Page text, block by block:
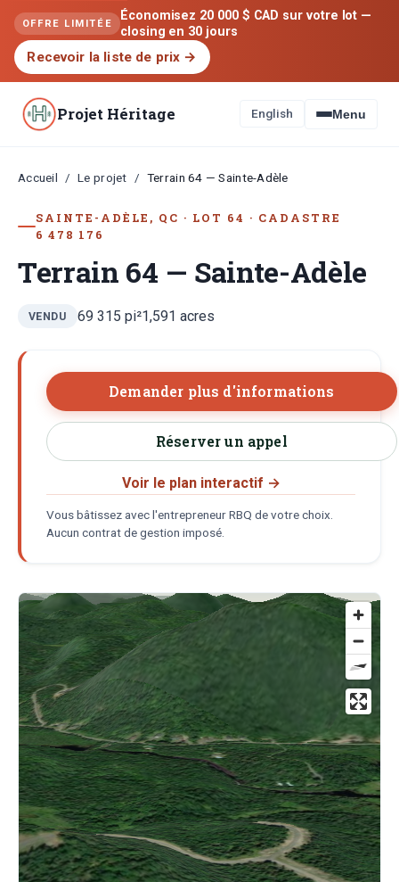
OFFRE LIMITÉE
Économisez 20 000 $ CAD sur votre lot —
closing en 30 jours
Recevoir la liste de prix →
Projet Héritage English Menu
Accueil / Le projet / Terrain 64 — Sainte-Adèle
SAINTE-ADÈLE, QC · LOT 64 · CADASTRE
6 478 176
Terrain 64 — Sainte-Adèle
VENDU 69 315 pi²1,591 acres
Demander plus d'informations
Réserver un appel
Voir le plan interactif →
Vous bâtissez avec l'entrepreneur RBQ de votre choix.
Aucun contrat de gestion imposé.
Localisation